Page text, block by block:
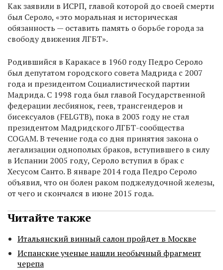
Как заявили в ИСРП, главой которой до своей смерти
был Сероло, «это моральная и историческая
обязанность — оставить память о борьбе города за
свободу движения ЛГБТ».
Родившийся в Каракасе в 1960 году Педро Сероло
был депутатом городского совета Мадрида с 2007
года и президентом Социалистической партии
Мадрида. С 1998 года был главой Государственной
федерации лесбиянок, геев, трансгендеров и
бисексуалов (FELGTB), пока в 2003 году не стал
президентом Мадридского ЛГБТ-сообщества
COGAM. В течение года со дня принятия закона о
легализации однополых браков, вступившего в силу
в Испании 2005 году, Сероло вступил в брак с
Хесусом Санто. В январе 2014 года Педро Сероло
объявил, что он болен раком поджелудочной железы,
от чего и скончался в июне 2015 года.
Читайте также
Итальянский винный салон пройдет в Москве
Испанские ученые нашли необычный фрагмент
черепа